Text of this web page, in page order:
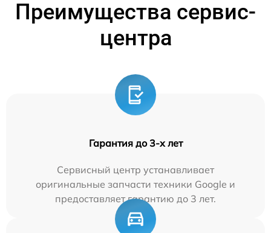
Преимущества сервис-
центра
Гарантия до 3-х лет
Сервисный центр устанавливает
оригинальные запчасти техники Google и
предоставляет гарантию до 3 лет.